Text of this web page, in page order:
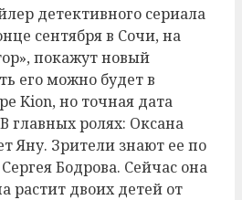
детективного сериала
сентября в Сочи, на
покажут новый
его можно будет в
Kion, но точная дата
главных ролях: Оксана
Яну. Зрители знают ее по
Бодрова. Сейчас она
растит двоих детей от